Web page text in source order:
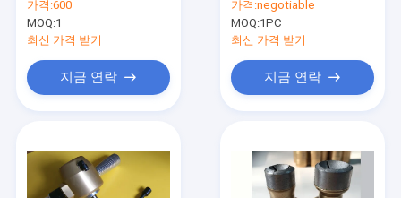
가격:600
MOQ:1
최신 가격 받기
지금 연락
가격:negotiable
MOQ:1PC
최신 가격 받기
지금 연락